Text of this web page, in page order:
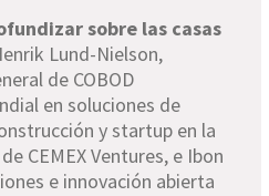
sobre las casas
Lund-Nielson,
de COBOD
en soluciones de
y startup en la
CEMEX Ventures, e Ibon
e innovación abierta